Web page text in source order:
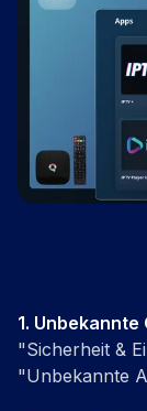
1. Unbekannte
"Sicherheit &
"Unbekannte